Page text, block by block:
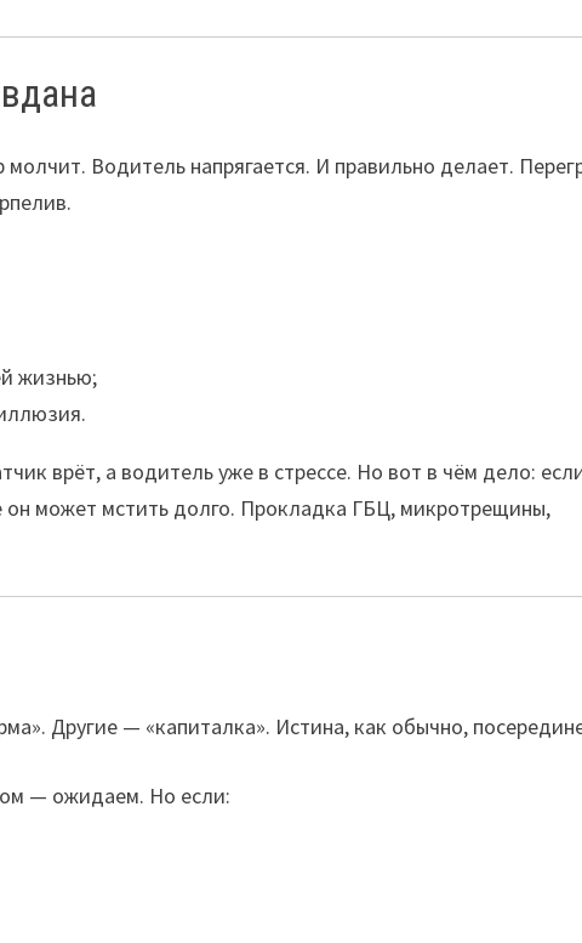
Водитель напрягается. И правильно делает.
жизнью;
врёт, а водитель уже в стрессе. Но вот в чём дело:
может мстить долго. Прокладка ГБЦ, микротрещины,
Другие — «капиталка». Истина, как обычно,
— ожидаем. Но если: